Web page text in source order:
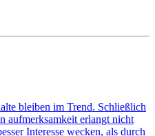
bleiben im Trend. Schließlich
aufmerksamkeit erlangt nicht
Interesse wecken, als durch